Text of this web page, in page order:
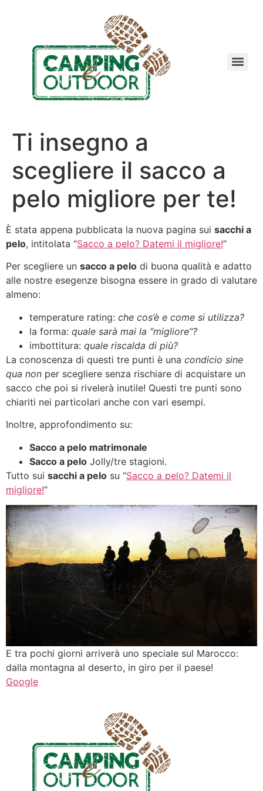
Ti insegno a
scegliere il sacco a
pelo migliore per te!
È stata appena pubblicata la nuova pagina sui sacchi a
pelo, intitolata “Sacco a pelo? Datemi il migliore!”
Per scegliere un sacco a pelo di buona qualità e adatto
alle nostre esegenze bisogna essere in grado di valutare
almeno:
temperature rating: che cos’è e come si utilizza?
la forma: quale sarà mai la “migliore”?
imbottitura: quale riscalda di più?
La conoscenza di questi tre punti è una condicio sine
qua non per scegliere senza rischiare di acquistare un
sacco che poi si rivelerà inutile! Questi tre punti sono
chiariti nei particolari anche con vari esempi.
Inoltre, approfondimento su:
Sacco a pelo matrimonale
Sacco a pelo Jolly/tre stagioni.
Tutto sui sacchi a pelo su “Sacco a pelo? Datemi il
migliore!”
E tra pochi giorni arriverà uno speciale sul Marocco:
dalla montagna al deserto, in giro per il paese!
Google